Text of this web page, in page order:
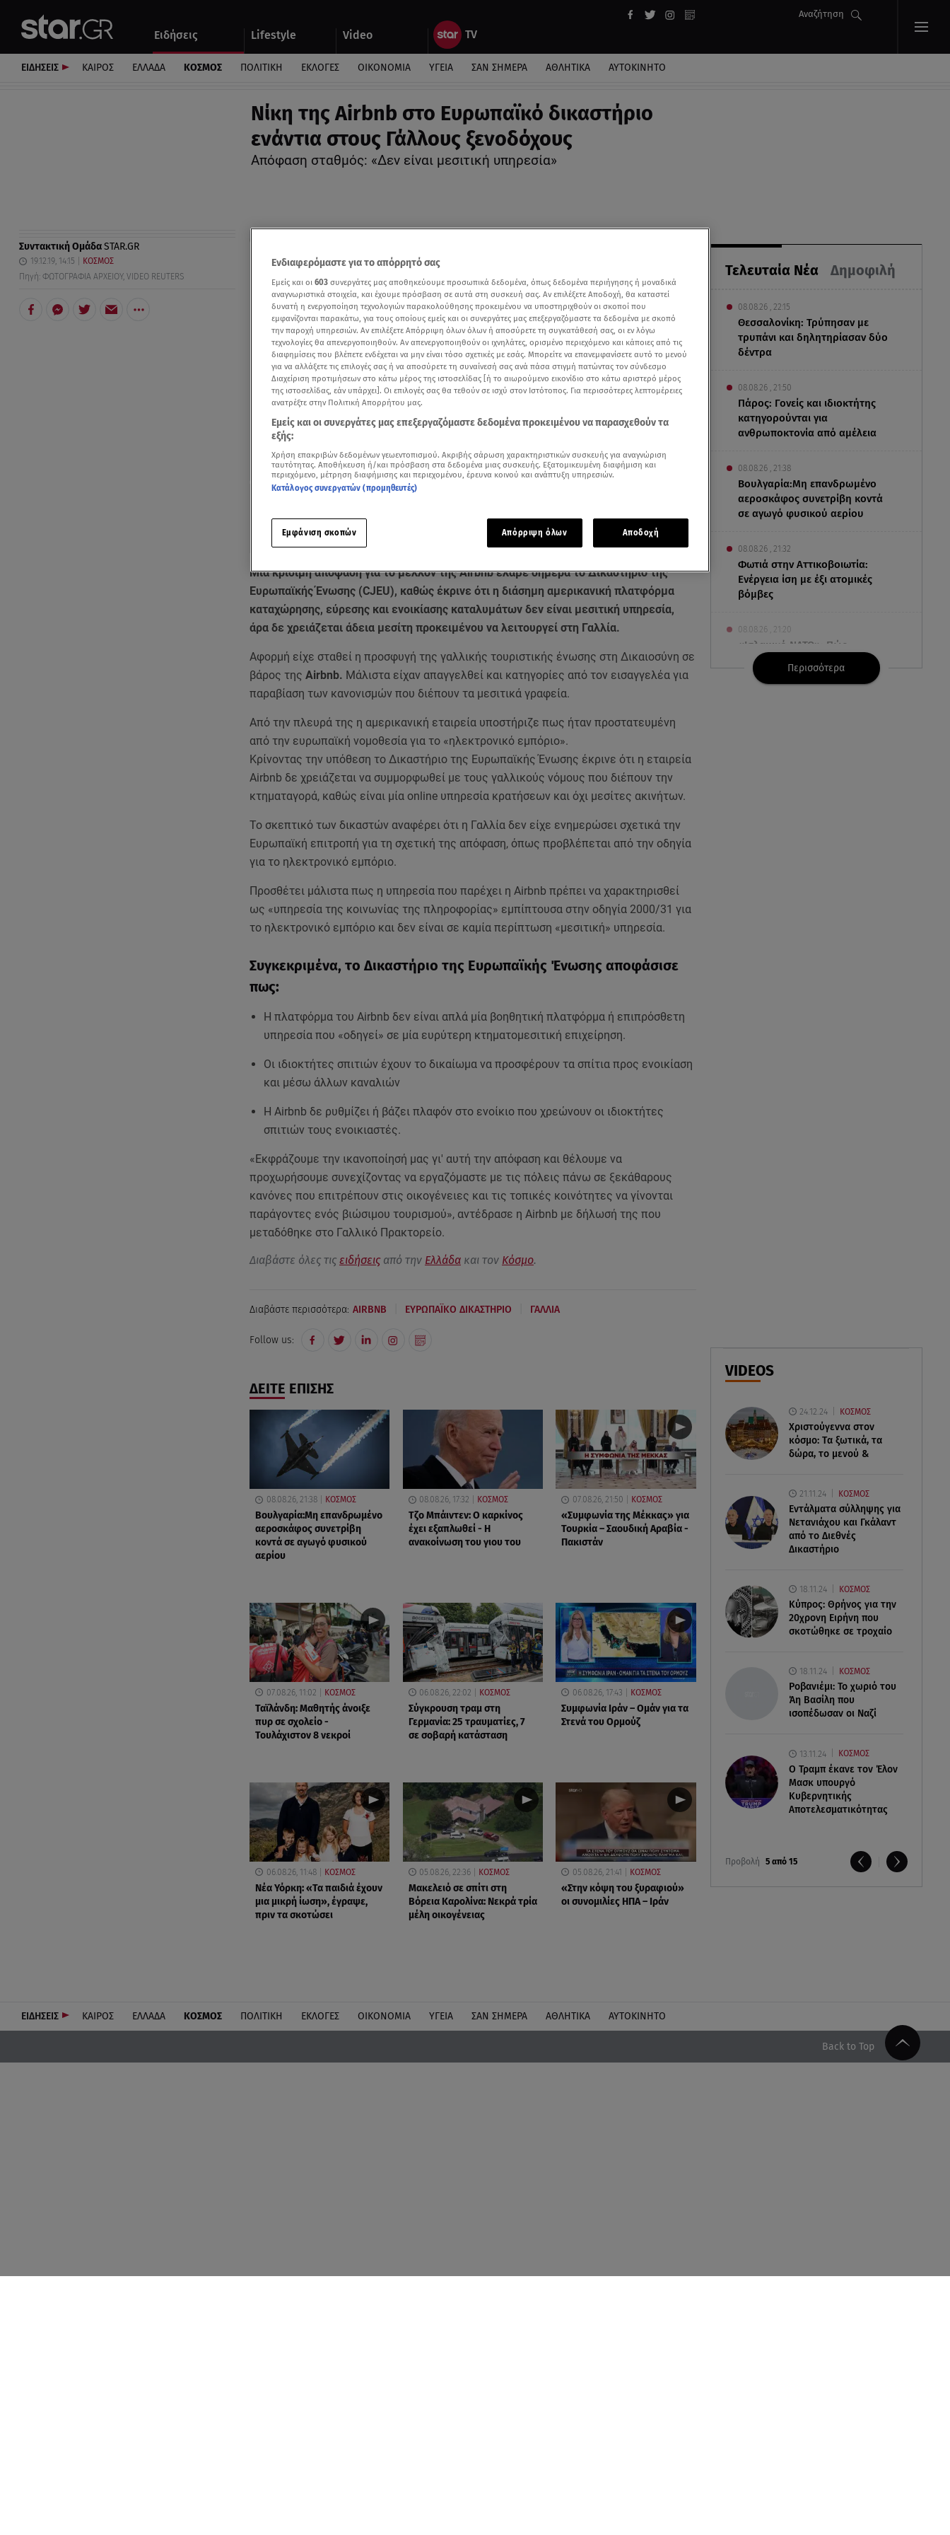
Ειδήσεις Lifestyle Video
Αναζήτηση
Αυτοκίνητο
ΕΙΔΗΣΕΙΣ ΚΑΙΡΟΣ ΕΛΛΑΔΑ ΚΟΣΜΟΣ ΠΟΛΙΤΙΚΗ ΕΚΛΟΓΕΣ ΟΙΚΟΝΟΜΙΑ ΥΓΕΙΑ ΣΑΝ ΣΗΜΕΡΑ ΑΘΛΗΤΙΚΑ ΑΥΤΟΚΙΝΗΤΟ
Νίκη της Airbnb στο Ευρωπαϊκό δικαστήριο
ενάντια στους Γάλλους ξενοδόχους
Απόφαση σταθμός: «Δεν είναι μεσιτική υπηρεσία»
Τελευταία Νέα Δημοφιλή
08.08.26 , 22:15
Θεσσαλονίκη: Τρύπησαν με
τρυπάνι και δηλητηρίασαν δύο
δέντρα
08.08.26 , 21:50
Πάρος: Γονείς και ιδιοκτήτης
κατηγορούνται για
ανθρωποκτονία από αμέλεια
08.08.26 , 21:38
Βουλγαρία:Μη επανδρωμένο
αεροσκάφος συνετρίβη κοντά
σε αγωγό φυσικού αερίου
08.08.26 , 21:32
Φωτιά στην Αττικοβοιωτία:
Ενέργεια ίση με έξι ατομικές
βόμβες
08.08.26 , 21:20
«Ισλαμικό ΝΑΤΟ»: Πώς
επηρεάζεται η Ελλάδα από τη
νέα συμμαχία
βρίσκονται;
08.08.26 , 16:00
Back to black: η διαχρονική αξία
του μαύρου στην καλοκαιρινή
γκαρνταρόμπα
Περισσότερα
VIDEOS
24.12.24 ΚΟΣΜΟΣ
Χριστούγεννα στον
κόσμο: Tα ξωτικά, τα
δώρα, το μενού &
21.11.24 ΚΟΣΜΟΣ
Εντάλματα σύλληψης για
Νετανιάχου και Γκάλαντ
από το Διεθνές
Δικαστήριο
18.11.24 ΚΟΣΜΟΣ
Κύπρος: Θρήνος για την
20χρονη Ειρήνη που
σκοτώθηκε σε τροχαίο
18.11.24 ΚΟΣΜΟΣ
Ροβανιέμι: Το χωριό του
Άη Βασίλη που
ισοπέδωσαν οι Ναζί
13.11.24 ΚΟΣΜΟΣ
O Τραμπ έκανε τον Έλον
Μασκ υπουργό
Κυβερνητικής
Αποτελεσματικότητας
Προβολή 5 από 15
Συντακτική ΟμάδαSTAR.GR
19.12.19, 14:15
ΚΟΣΜΟΣ
Πηγή: ΦΩΤΟΓΡΑΦΙΑ ΑΡΧΕΙΟΥ, VIDEO REUTERS
Add star.gr on Google
Μία κρίσιμη απόφαση για το μέλλον της Airbnb έλαβε σήμερα το Δικαστήριο της
Ευρωπαϊκής Ένωσης (CJEU), καθώς έκρινε ότι η διάσημη αμερικανική πλατφόρμα
καταχώρησης, εύρεσης και ενοικίασης καταλυμάτων δεν είναι μεσιτική υπηρεσία,
άρα δε χρειάζεται άδεια μεσίτη προκειμένου να λειτουργεί στη Γαλλία.
Αφορμή είχε σταθεί η προσφυγή της γαλλικής τουριστικής ένωσης στη Δικαιοσύνη σε
βάρος της Airbnb. Μάλιστα είχαν απαγγελθεί και κατηγορίες από τον εισαγγελέα για
παραβίαση των κανονισμών που διέπουν τα μεσιτικά γραφεία.
Από την πλευρά της η αμερικανική εταιρεία υποστήριζε πως ήταν προστατευμένη
από την ευρωπαϊκή νομοθεσία για το «ηλεκτρονικό εμπόριο».
Κρίνοντας την υπόθεση το Δικαστήριο της Ευρωπαϊκής Ένωσης έκρινε ότι η εταιρεία
Airbnb δε χρειάζεται να συμμορφωθεί με τους γαλλικούς νόμους που διέπουν την
κτηματαγορά, καθώς είναι μία online υπηρεσία κρατήσεων και όχι μεσίτες ακινήτων.
Το σκεπτικό των δικαστών αναφέρει ότι η Γαλλία δεν είχε ενημερώσει σχετικά την
Ευρωπαϊκή επιτροπή για τη σχετική της απόφαση, όπως προβλέπεται από την οδηγία
για το ηλεκτρονικό εμπόριο.
Προσθέτει μάλιστα πως η υπηρεσία που παρέχει η Airbnb πρέπει να χαρακτηρισθεί
ως «υπηρεσία της κοινωνίας της πληροφορίας» εμπίπτουσα στην οδηγία 2000/31 για
το ηλεκτρονικό εμπόριo και δεν είναι σε καμία περίπτωση «μεσιτική» υπηρεσία.
Συγκεκριμένα, το Δικαστήριο της Ευρωπαϊκής Ένωσης αποφάσισε
πως:
Η πλατφόρμα του Airbnb δεν είναι απλά μία βοηθητική πλατφόρμα ή επιπρόσθετη
υπηρεσία που «οδηγεί» σε μία ευρύτερη κτηματομεσιτική επιχείρηση.
Οι ιδιοκτήτες σπιτιών έχουν το δικαίωμα να προσφέρουν τα σπίτια προς ενοικίαση
και μέσω άλλων καναλιών
Η Airbnb δε ρυθμίζει ή βάζει πλαφόν στο ενοίκιο που χρεώνουν οι ιδιοκτήτες
σπιτιών τους ενοικιαστές.
«Εκφράζουμε την ικανοποίησή μας γι' αυτή την απόφαση και θέλουμε να
προχωρήσουμε συνεχίζοντας να εργαζόμαστε με τις πόλεις πάνω σε ξεκάθαρους
κανόνες που επιτρέπουν στις οικογένειες και τις τοπικές κοινότητες να γίνονται
παράγοντες ενός βιώσιμου τουρισμού», αντέδρασε η Airbnb με δήλωσή της που
μεταδόθηκε στο Γαλλικό Πρακτορείο.
Διαβάστε όλες τις ειδήσειςαπό την Ελλάδακαι τον Κόσμο.
Διαβάστε περισσότερα: AIRBNB ΕΥΡΩΠΑΪΚΟ ΔΙΚΑΣΤΗΡΙΟ ΓΑΛΛΙΑ
Follow us:
ΔΕΙΤΕ ΕΠΙΣΗΣ
08.08.26, 21:38 ΚΟΣΜΟΣ
Βουλγαρία:Μη επανδρωμένο
αεροσκάφος συνετρίβη
κοντά σε αγωγό φυσικού
αερίου
08.08.26, 17:32 ΚΟΣΜΟΣ
Τζο Μπάιντεν: Ο καρκίνος
έχει εξαπλωθεί - Η
ανακοίνωση του γιου του
07.08.26, 21:50 ΚΟΣΜΟΣ
«Συμφωνία της Μέκκας» για
Τουρκία – Σαουδική Αραβία -
Πακιστάν
07.08.26, 11:02 ΚΟΣΜΟΣ
Ταϊλάνδη: Μαθητής άνοιξε
πυρ σε σχολείο -
Τουλάχιστον 8 νεκροί
06.08.26, 22:02 ΚΟΣΜΟΣ
Σύγκρουση τραμ στη
Γερμανία: 25 τραυματίες, 7
σε σοβαρή κατάσταση
06.08.26, 17:43 ΚΟΣΜΟΣ
Συμφωνία Ιράν – Ομάν για τα
Στενά του Ορμούζ
06.08.26, 11:48 ΚΟΣΜΟΣ
Νέα Υόρκη: «Τα παιδιά έχουν
μια μικρή ίωση», έγραψε,
πριν τα σκοτώσει
05.08.26, 22:36 ΚΟΣΜΟΣ
Μακελειό σε σπίτι στη
Βόρεια Καρολίνα: Νεκρά τρία
μέλη οικογένειας
05.08.26, 21:41 ΚΟΣΜΟΣ
«Στην κόψη του ξυραφιού»
οι συνομιλίες ΗΠΑ – Ιράν
ΕΙΔΗΣΕΙΣ ΚΑΙΡΟΣ ΕΛΛΑΔΑ ΚΟΣΜΟΣ ΠΟΛΙΤΙΚΗ ΕΚΛΟΓΕΣ ΟΙΚΟΝΟΜΙΑ ΥΓΕΙΑ ΣΑΝ ΣΗΜΕΡΑ ΑΘΛΗΤΙΚΑ ΑΥΤΟΚΙΝΗΤΟ
Back to Top
Ενδιαφερόμαστε για το απόρρητό σας
Εμείς και οι 603 συνεργάτες μας αποθηκεύουμε προσωπικά δεδομένα, όπως δεδομένα περιήγησης ή μοναδικά
αναγνωριστικά στοιχεία, και έχουμε πρόσβαση σε αυτά στη συσκευή σας. Αν επιλέξετε Αποδοχή, θα καταστεί
δυνατή η ενεργοποίηση τεχνολογιών παρακολούθησης προκειμένου να υποστηριχθούν οι σκοποί που
εμφανίζονται παρακάτω, για τους οποίους εμείς και οι συνεργάτες μας επεξεργαζόμαστε τα δεδομένα με σκοπό
την παροχή υπηρεσιών. Αν επιλέξετε Απόρριψη όλων όλων ή αποσύρετε τη συγκατάθεσή σας, οι εν λόγω
τεχνολογίες θα απενεργοποιηθούν. Αν απενεργοποιηθούν οι ιχνηλάτες, ορισμένο περιεχόμενο και κάποιες από τις
διαφημίσεις που βλέπετε ενδέχεται να μην είναι τόσο σχετικές με εσάς. Μπορείτε να επανεμφανίσετε αυτό το μενού
για να αλλάξετε τις επιλογές σας ή να αποσύρετε τη συναίνεσή σας ανά πάσα στιγμή πατώντας τον σύνδεσμο
Διαχείριση προτιμήσεων στο κάτω μέρος της ιστοσελίδας [ή το αιωρούμενο εικονίδιο στο κάτω αριστερό μέρος
της ιστοσελίδας, εάν υπάρχει]. Οι επιλογές σας θα τεθούν σε ισχύ στον Ιστότοπος. Για περισσότερες λεπτομέρειες
ανατρέξτε στην Πολιτική Απορρήτου μας.
Εμείς και οι συνεργάτες μας επεξεργαζόμαστε δεδομένα προκειμένου να παρασχεθούν τα
εξής:
Χρήση επακριβών δεδομένων γεωεντοπισμού. Ακριβής σάρωση χαρακτηριστικών συσκευής για αναγνώριση
ταυτότητας. Αποθήκευση ή/και πρόσβαση στα δεδομένα μιας συσκευής. Εξατομικευμένη διαφήμιση και
περιεχόμενο, μέτρηση διαφήμισης και περιεχομένου, έρευνα κοινού και ανάπτυξη υπηρεσιών.
Κατάλογος συνεργατών (προμηθευτές)
Εμφάνιση σκοπών Απόρριψη όλων Αποδοχή